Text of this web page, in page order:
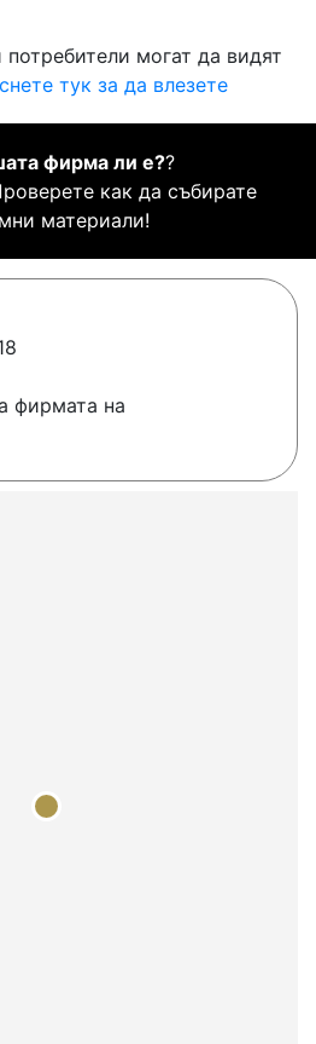
могат да видят
тук за да влезете
фирма ли е??
как да събирате
материали!
фирмата на